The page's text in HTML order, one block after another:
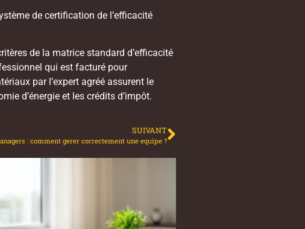
de certification de l’efficacité
de la matrice standard d’efficacité
qui est facturé pour
par l’expert agréé assurent le
d’énergie et les crédits d’impôt.
SUIVANT
: comment gerer correctement une equipe ?